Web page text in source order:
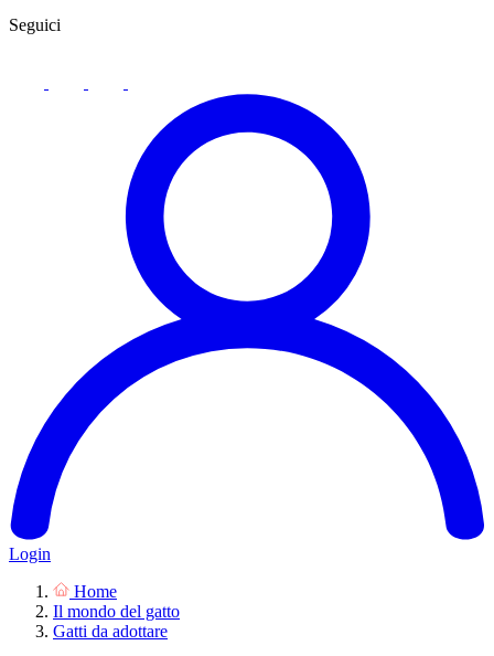
Seguici
Login
Home
Il mondo del gatto
Gatti da adottare